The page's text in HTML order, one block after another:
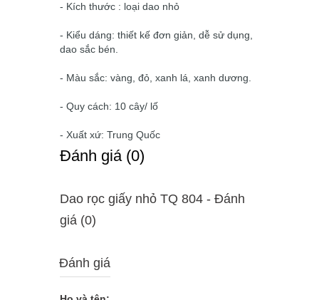
- Kích thước : loại dao nhỏ
- Kiểu dáng: thiết kế đơn giản, dễ sử dụng,
dao sắc bén.
- Màu sắc: vàng, đỏ, xanh lá, xanh dương.
- Quy cách: 10 cây/ lố
- Xuất xứ: Trung Quốc
Ðánh giá (0)
Dao rọc giấy nhỏ TQ 804 - Ðánh
giá (0)
Đánh giá